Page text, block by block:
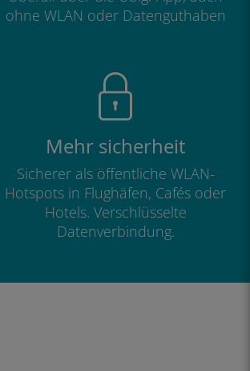
ohne WLAN oder Datenguthaben
Mehr sicherheit
Sicherer als öffentliche WLAN-
Hotspots in Flughäfen, Cafés oder
Hotels. Verschlüsselte
Datenverbindung.